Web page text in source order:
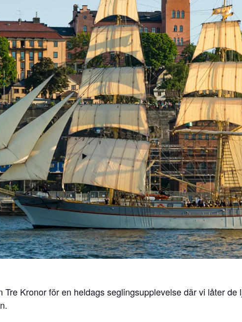
Tre Kronor för en heldags seglingsupplevelse där vi låter